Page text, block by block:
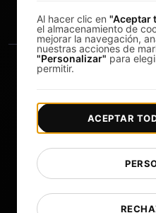
Copyright © 2026 LoadFocus
Política de privacidad |
Preferencias de cookies
Al hacer clic en "Aceptar
el almacenamiento de
mejorar la navegación,
nuestras acciones de
"Personalizar" para
permitir.
ACEPTAR